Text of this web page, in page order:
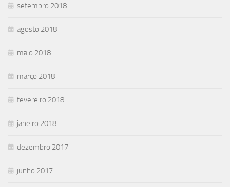
setembro 2018
agosto 2018
maio 2018
março 2018
fevereiro 2018
janeiro 2018
dezembro 2017
junho 2017